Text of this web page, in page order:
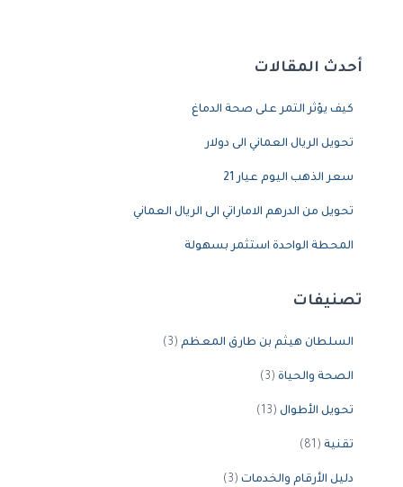
أحدث المقالات
كيف يؤثر التمر على صحة الدماغ
تحويل الريال العماني الى دولار
سعر الذهب اليوم عيار 21
تحويل من الدرهم الاماراتي الى الريال العماني
المحطة الواحدة استثمر بسهولة
تصنيفات
السلطان هيثم بن طارق المعظم (3)
الصحة والحياة (3)
تحويل الأطوال (13)
تقنية (81)
دليل الأرقام والخدمات (3)